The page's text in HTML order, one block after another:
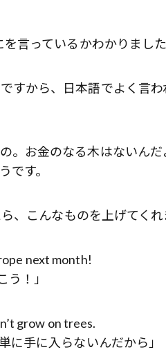
言っているかわかりました
すから、日本語でよく言
。お金のなる木はないん
です。
、こんなものを上げてくれ
next month!
！」
grow on trees.
に手に入らないんだから」